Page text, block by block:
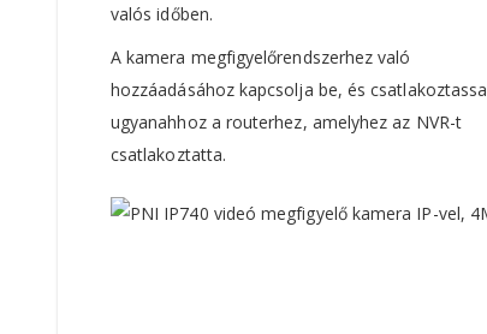
valós időben.
A kamera megfigyelőrendszerhez való
hozzáadásához kapcsolja be, és csatlakoztassa
ugyanahhoz a routerhez, amelyhez az NVR-t
csatlakoztatta.